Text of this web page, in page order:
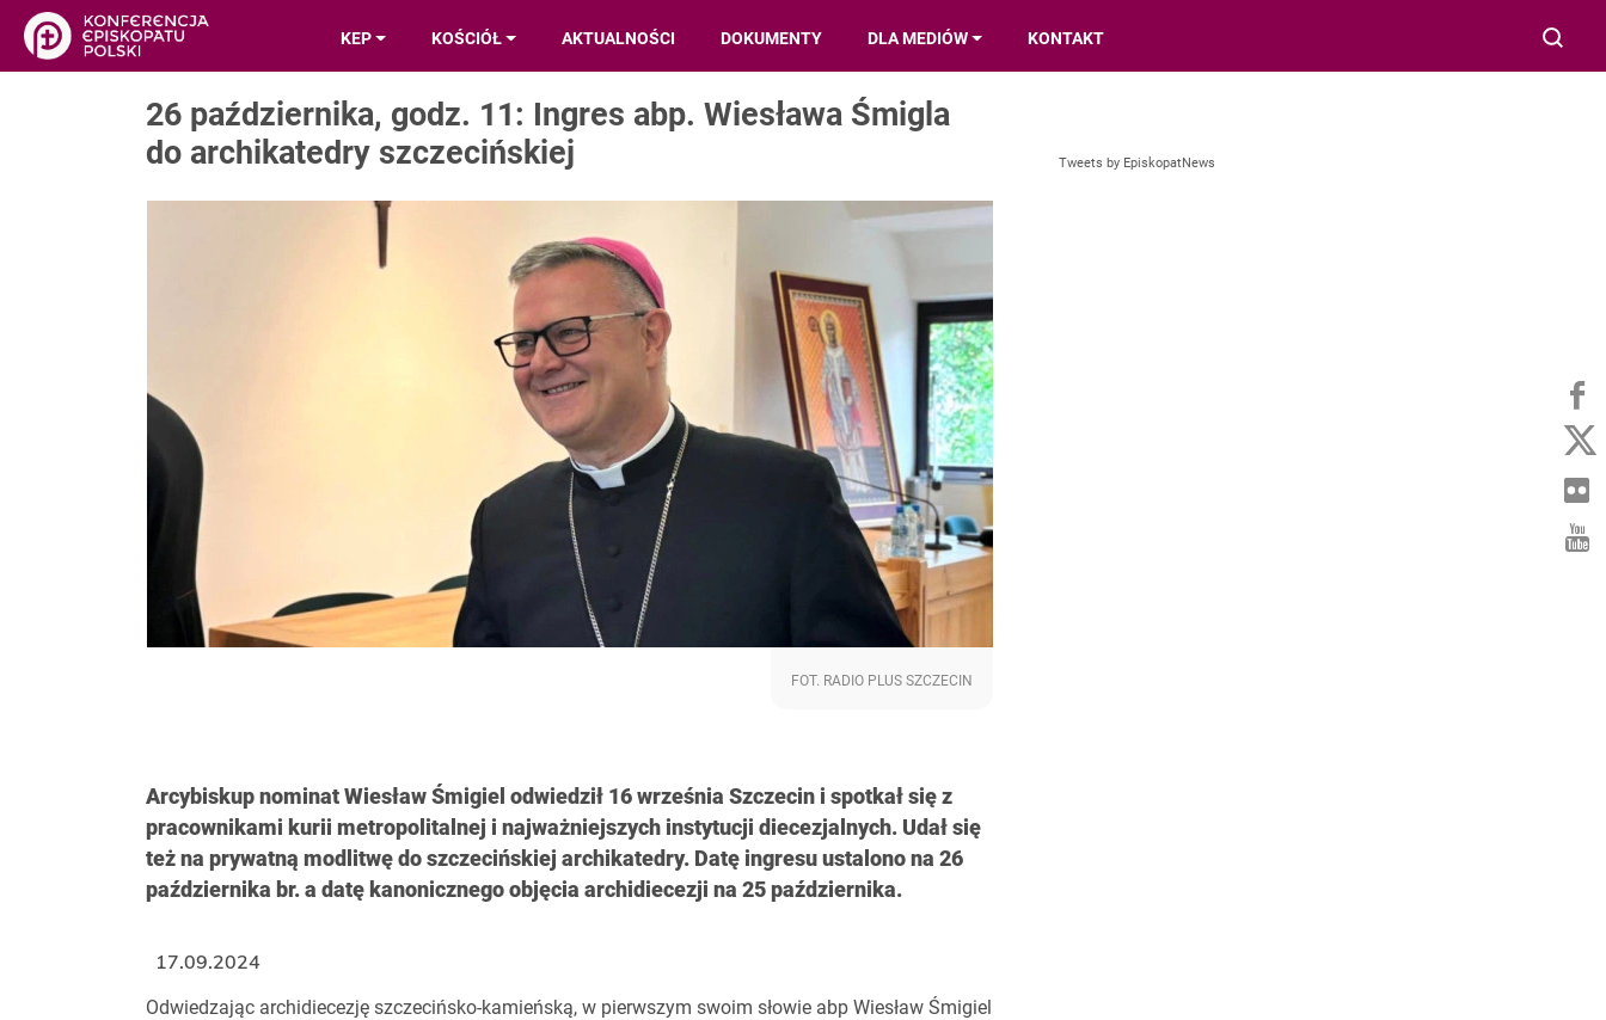
KEP KOŚCIÓŁ AKTUALNOŚCI DOKUMENTY DLA MEDIÓW KONTAKT
26 października, godz. 11: Ingres abp. Wiesława Śmigla
do archikatedry szczecińskiej
Arcybiskup nominat Wiesław Śmigiel odwiedził 16 września Szczecin i spotkał się z
pracownikami kurii metropolitalnej i najważniejszych instytucji diecezjalnych. Udał się
też na prywatną modlitwę do szczecińskiej archikatedry. Datę ingresu ustalono na 26
października br. a datę kanonicznego objęcia archidiecezji na 25 października.
FOT. RADIO PLUS SZCZECIN
Odwiedzając archidiecezję szczecińsko-kamieńską, w pierwszym swoim słowie abp Wiesław Śmigiel
17.09.2024
Tweets by EpiskopatNews